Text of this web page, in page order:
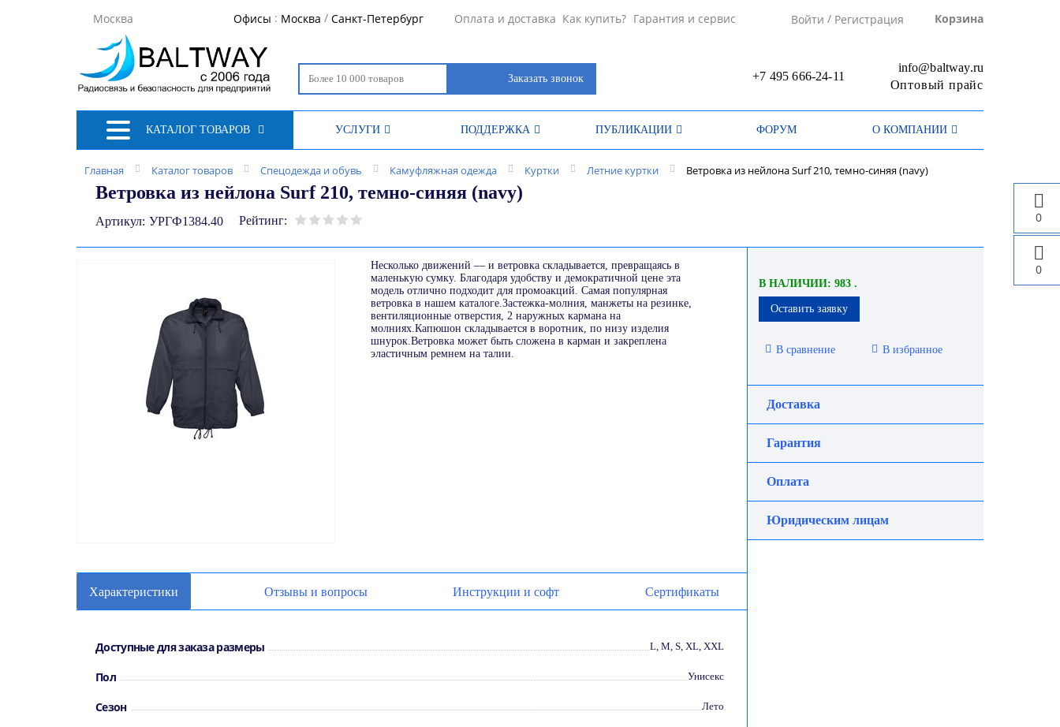
Москва Офисы : Москва / Санкт-Петербург Оплата и доставка Как купить? Гарантия и сервис Войти / Регистрация Корзина
0
0
Заказать звонок +7 495 666-24-11
info@baltway.ru
Оптовый прайс
КАТАЛОГ ТОВАРОВ УСЛУГИ ПОДДЕРЖКА ПУБЛИКАЦИИ ФОРУМ О КОМПАНИИ
Главная Каталог товаров Спецодежда и обувь Камуфляжная одежда Куртки Летние куртки Ветровка из нейлона Surf 210, темно-синяя (navy)
Ветровка из нейлона Surf 210, темно-синяя (navy)
Артикул: УРГФ1384.40 Рейтинг:
Несколько движений — и ветровка складывается, превращаясь в
маленькую сумку. Благодаря удобству и демократичной цене эта
модель отлично подходит для промоакций. Самая популярная
ветровка в нашем каталоге.Застежка-молния, манжеты на резинке,
вентиляционные отверстия, 2 наружных кармана на
молниях.Капюшон складывается в воротник, по низу изделия
шнурок.Ветровка может быть сложена в карман и закреплена
эластичным ремнем на талии.
Характеристики Отзывы и вопросы Инструкции и софт Сертификаты
Доступные для заказа размеры L, M, S, XL, XXL
Пол Унисекс
Сезон Лето
В НАЛИЧИИ: 983 .
Оставить заявку
В сравнение В избранное
Доставка
Гарантия
Оплата
Юридическим лицам